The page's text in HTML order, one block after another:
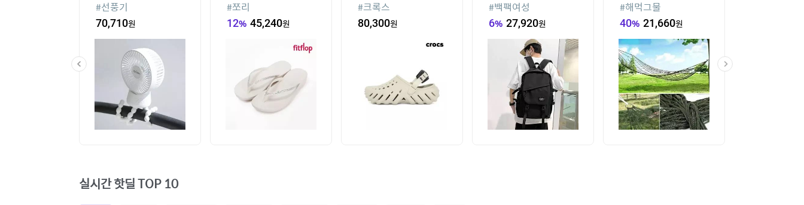
#선풍기
70,710원
#쪼리
12% 45,240원
#크록스
80,300원
#백팩여성
6% 27,920원
#해먹그물
40% 21,660원
실시간 핫딜 TOP 10